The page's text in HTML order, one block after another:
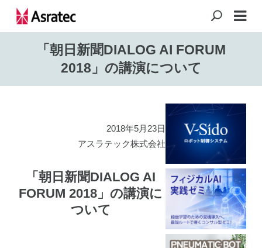
「朝日新聞DIALOG AI FORUM
2018」の講演について
2018年5月23日
アスラテック株式会社
「朝日新聞DIALOG AI
FORUM 2018」の講演に
ついて